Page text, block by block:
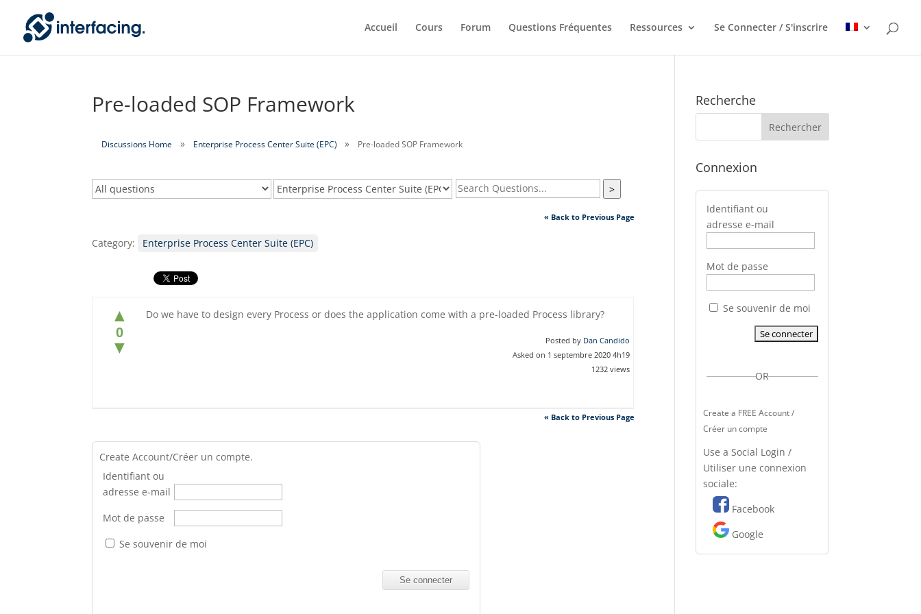
Accueil Cours Forum Questions Fréquentes Ressources Se Connecter / S'inscrire
Pre-loaded SOP Framework
Discussions Home Enterprise Process Center Suite (EPC) Pre-loaded SOP Framework
>
« Back to Previous Page
Category: Enterprise Process Center Suite (EPC)
▲
0
▼
Do we have to design every Process or does the application come with a pre-loaded Process library?
Posted by Dan Candido
Asked on 1 septembre 2020 4h19
1232 views
« Back to Previous Page
Create Account/Créer un compte.
Identifiant ou
adresse e-mail
Mot de passe
Se souvenir de moi
Recherche
Connexion
Identifiant ou
adresse e-mail
Mot de passe
Se souvenir de moi
OR
Create a FREE Account /
Créer un compte
Use a Social Login /
Utiliser une connexion
sociale:
Facebook
Google